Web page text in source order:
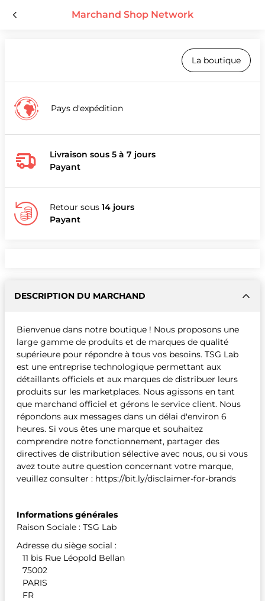
Marchand Shop Network
La boutique
Pays d'expédition
Livraison sous 5 à 7 jours
Payant
Retour sous 14 jours
Payant
DESCRIPTION DU MARCHAND
Bienvenue dans notre boutique ! Nous proposons une
large gamme de produits et de marques de qualité
supérieure pour répondre à tous vos besoins. TSG Lab
est une entreprise technologique permettant aux
détaillants officiels et aux marques de distribuer leurs
produits sur les marketplaces. Nous agissons en tant
que marchand officiel et gérons le service client. Nous
répondons aux messages dans un délai d'environ 6
heures. Si vous êtes une marque et souhaitez
comprendre notre fonctionnement, partager des
directives de distribution sélective avec nous, ou si vous
avez toute autre question concernant votre marque,
veuillez consulter : https://bit.ly/disclaimer-for-brands
Informations générales
Raison Sociale : TSG Lab
Adresse du siège social :
11 bis Rue Léopold Bellan
75002
PARIS
FR